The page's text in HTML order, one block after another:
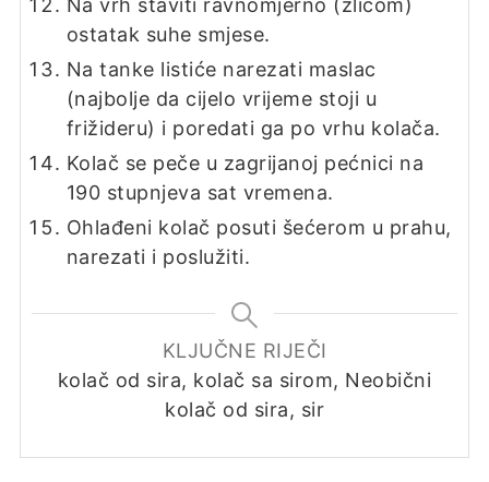
Na vrh staviti ravnomjerno (žlicom)
ostatak suhe smjese.
Na tanke listiće narezati maslac
(najbolje da cijelo vrijeme stoji u
frižideru) i poredati ga po vrhu kolača.
Kolač se peče u zagrijanoj pećnici na
190 stupnjeva sat vremena.
Ohlađeni kolač posuti šećerom u prahu,
narezati i poslužiti.
KLJUČNE RIJEČI
kolač od sira, kolač sa sirom, Neobični
kolač od sira, sir